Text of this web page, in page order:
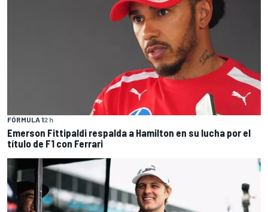
FÓRMULA 12 h
Emerson Fittipaldi respalda a Hamilton en su lucha por el
título de F1 con Ferrari